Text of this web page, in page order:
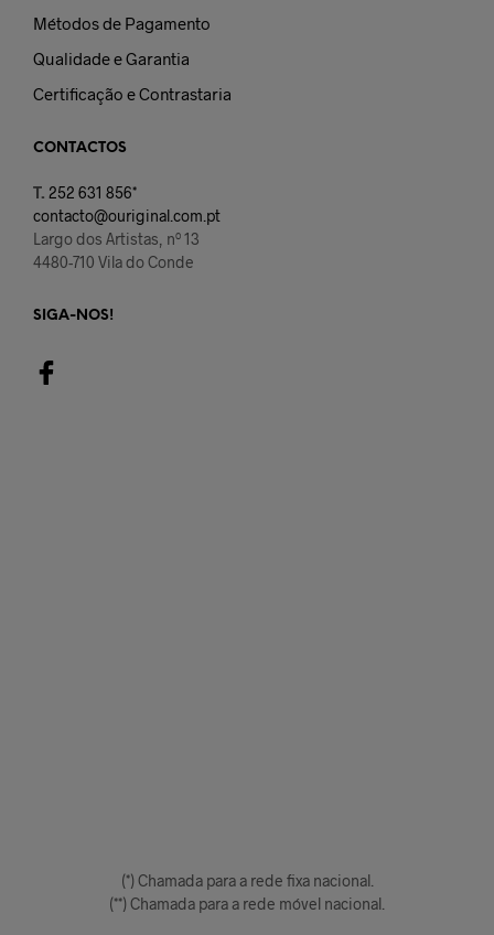
Métodos de Pagamento
Qualidade e Garantia
Certificação e Contrastaria
CONTACTOS
T. 252 631 856*
contacto@ouriginal.com.pt
Largo dos Artistas, nº 13
4480-710 Vila do Conde
SIGA-NOS!
(*) Chamada para a rede fixa nacional.
(**) Chamada para a rede móvel nacional.